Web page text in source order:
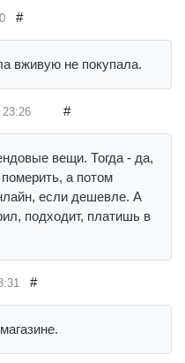
#
вживую не покупала.
23:26 #
вещи. Тогда - да,
а потом
если дешевле. А
подходит, платишь в
#